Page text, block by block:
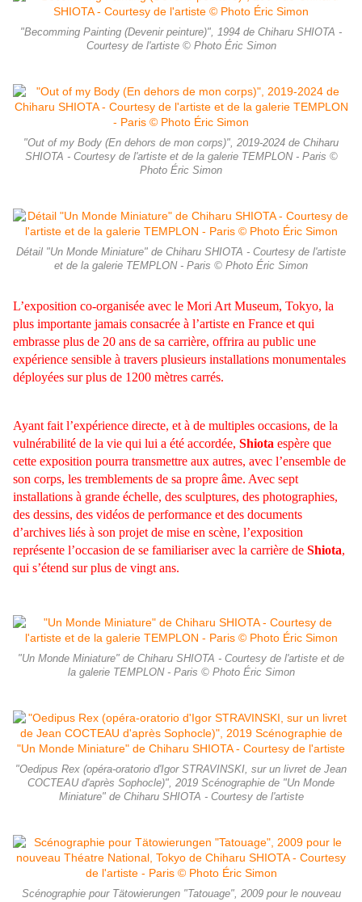
"Becomming Painting (Devenir peinture)", 1994 de Chiharu SHIOTA -
Courtesy de l'artiste © Photo Éric Simon
"Out of my Body (En dehors de mon corps)", 2019-2024 de Chiharu
SHIOTA - Courtesy de l'artiste et de la galerie TEMPLON - Paris ©
Photo Éric Simon
Détail "Un Monde Miniature" de Chiharu SHIOTA - Courtesy de l'artiste
et de la galerie TEMPLON - Paris © Photo Éric Simon
L’exposition co-organisée avec le Mori Art Museum, Tokyo, la
plus importante jamais consacrée à l’artiste en France et qui
embrasse plus de 20 ans de sa carrière, offrira au public une
expérience sensible à travers plusieurs installations monumentales
déployées sur plus de 1200 mètres carrés.
Ayant fait l’expérience directe, et à de multiples occasions, de la
vulnérabilité de la vie qui lui a été accordée, Shiota espère que
cette exposition pourra transmettre aux autres, avec l’ensemble de
son corps, les tremblements de sa propre âme. Avec sept
installations à grande échelle, des sculptures, des photographies,
des dessins, des vidéos de performance et des documents
d’archives liés à son projet de mise en scène, l’exposition
représente l’occasion de se familiariser avec la carrière de Shiota,
qui s’étend sur plus de vingt ans.
"Un Monde Miniature" de Chiharu SHIOTA - Courtesy de l'artiste et de
la galerie TEMPLON - Paris © Photo Éric Simon
"Oedipus Rex (opéra-oratorio d'Igor STRAVINSKI, sur un livret de Jean
COCTEAU d'après Sophocle)", 2019 Scénographie de "Un Monde
Miniature" de Chiharu SHIOTA - Courtesy de l'artiste
Scénographie pour Tätowierungen "Tatouage", 2009 pour le nouveau